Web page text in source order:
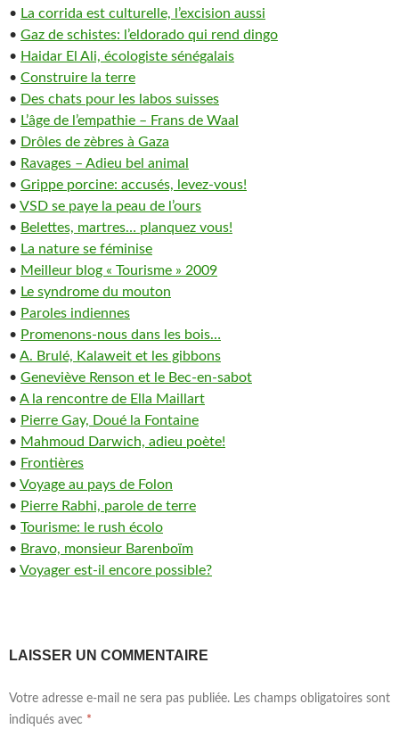
• La corrida est culturelle, l’excision aussi
• Gaz de schistes: l’eldorado qui rend dingo
• Haidar El Ali, écologiste sénégalais
• Construire la terre
• Des chats pour les labos suisses
• L’âge de l’empathie – Frans de Waal
• Drôles de zèbres à Gaza
• Ravages – Adieu bel animal
• Grippe porcine: accusés, levez-vous!
• VSD se paye la peau de l’ours
• Belettes, martres… planquez vous!
• La nature se féminise
• Meilleur blog « Tourisme » 2009
• Le syndrome du mouton
• Paroles indiennes
• Promenons-nous dans les bois…
• A. Brulé, Kalaweit et les gibbons
• Geneviève Renson et le Bec-en-sabot
• A la rencontre de Ella Maillart
• Pierre Gay, Doué la Fontaine
• Mahmoud Darwich, adieu poète!
• Frontières
• Voyage au pays de Folon
• Pierre Rabhi, parole de terre
• Tourisme: le rush écolo
• Bravo, monsieur Barenboïm
• Voyager est-il encore possible?
LAISSER UN COMMENTAIRE
Votre adresse e-mail ne sera pas publiée. Les champs obligatoires sont
indiqués avec *